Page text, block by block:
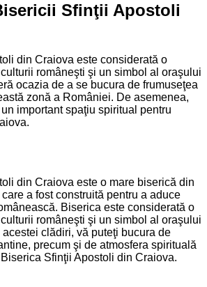
Sfinţii Apostoli
din Craiova este considerată o
româneşti şi un simbol al oraşului
ocazia de a se bucura de frumuseţea
zonă a României. De asemenea,
important spaţiu spiritual pentru
din Craiova este o mare biserică din
a fost construită pentru a aduce
Biserica este considerată o
româneşti şi un simbol al oraşului
clădiri, vă puteţi bucura de
precum şi de atmosfera spirituală
Sfinţii Apostoli din Craiova.